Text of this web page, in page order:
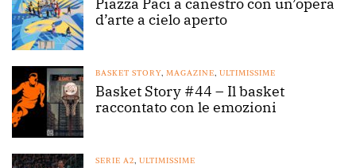
d’arte a cielo aperto
BASKET STORY, MAGAZINE, ULTIMISSIME
Basket Story #44 – Il basket
raccontato con le emozioni
SERIE A2, ULTIMISSIME